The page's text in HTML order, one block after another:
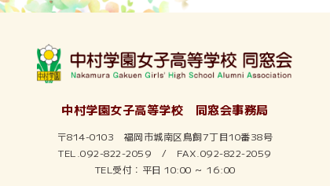
2015年5月
2013年5月
中村学園女子高等学校 同窓会事務局
〒814-0103 福岡市城南区鳥飼7丁目10番38号
TEL.092-822-2059 / FAX.092-822-2059
TEL受付：平日 10:00 ～ 16:00